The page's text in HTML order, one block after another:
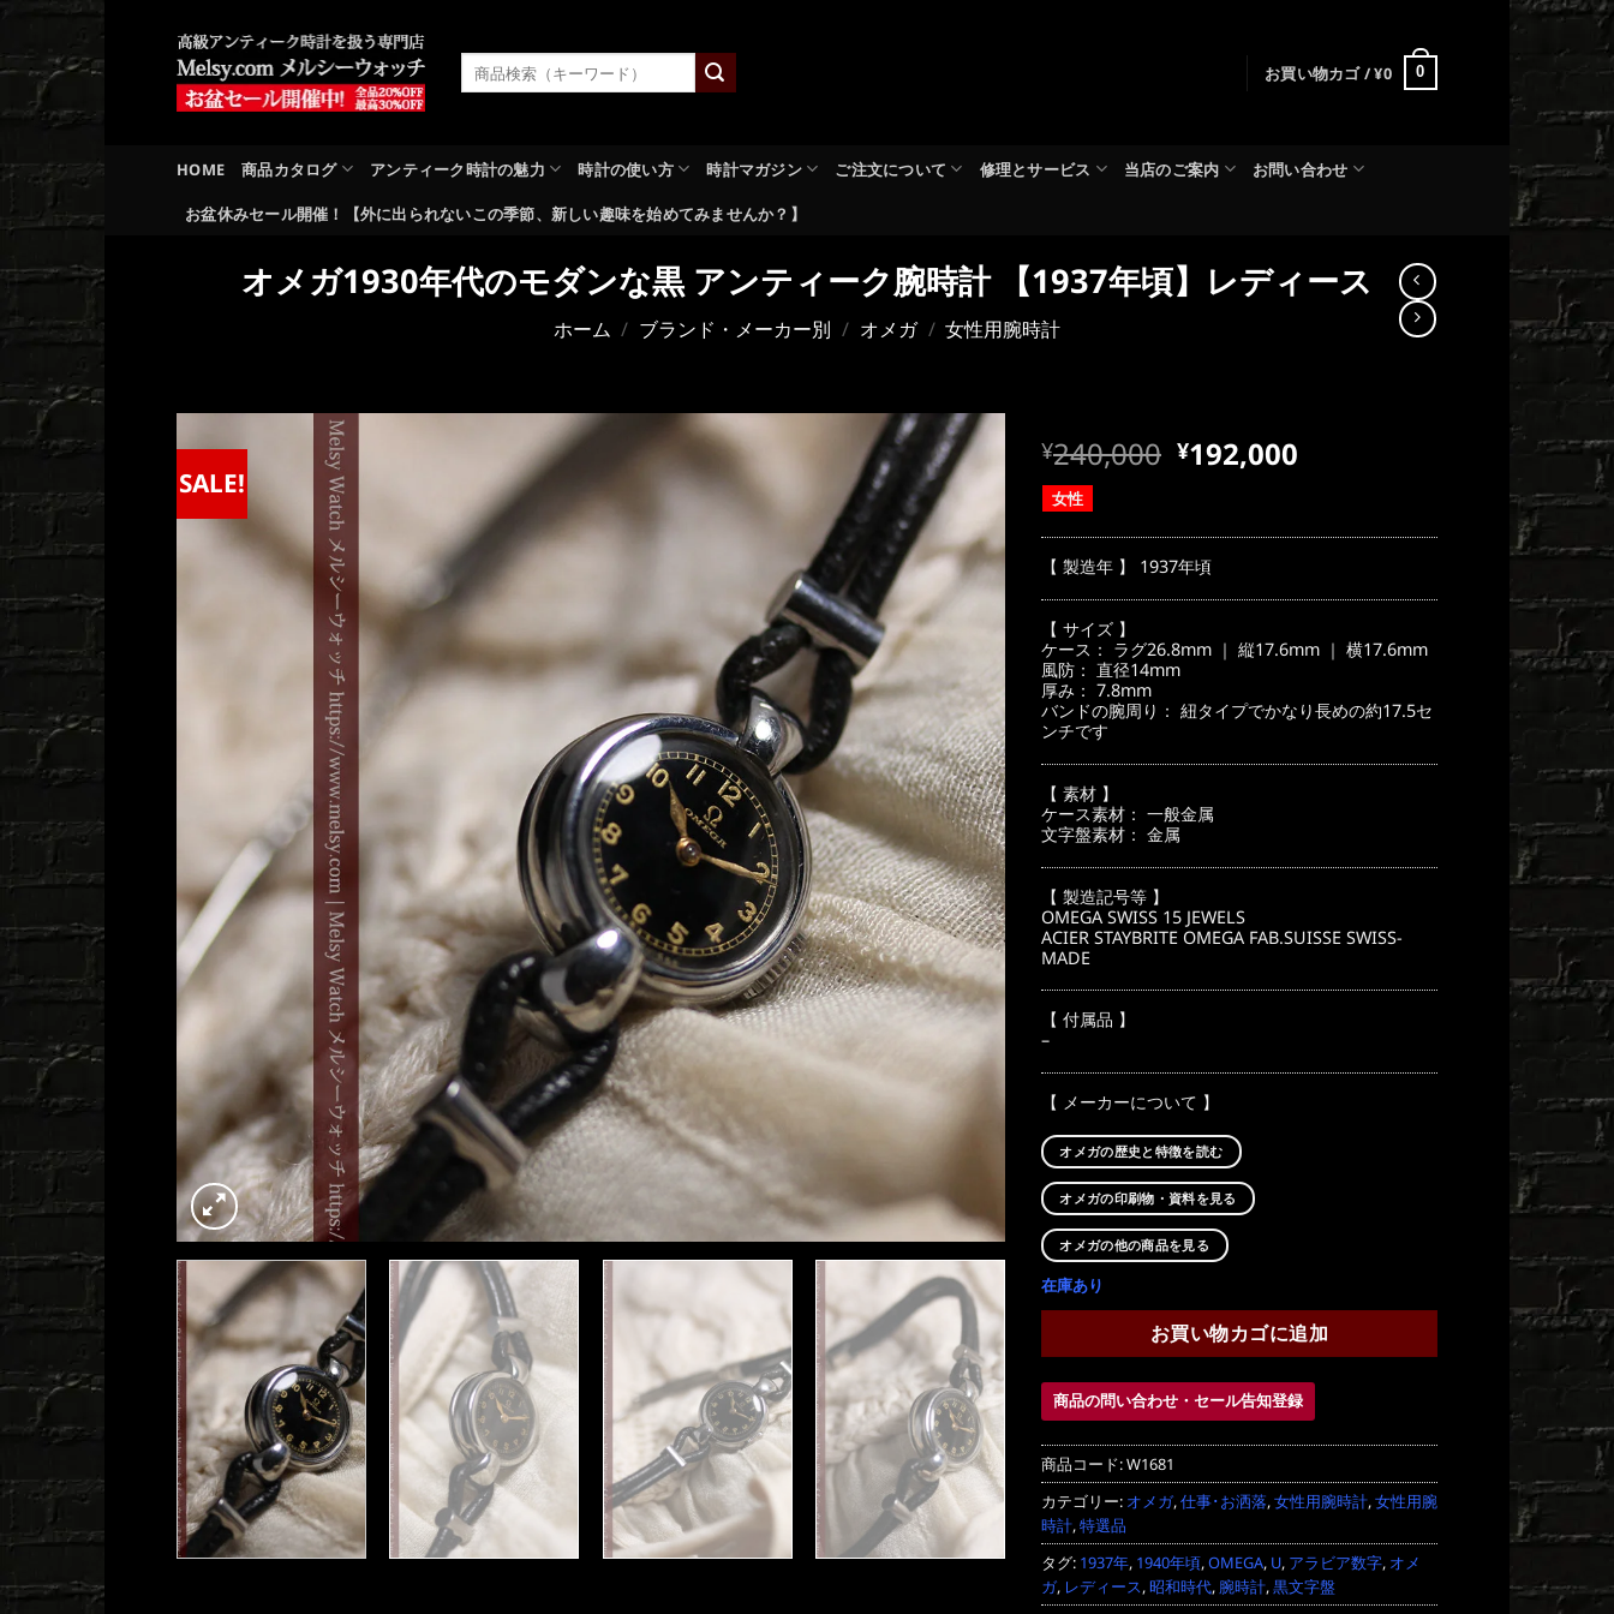
to
お買い物カゴ /¥0 0
HOME 商品カタログ アンティーク時計の魅力 時計の使い方 時計マガジン ご注文について 修理とサービス 当店のご案内 お問い合わせ
お盆休みセール開催！【外に出られないこの季節、新しい趣味を始めてみませんか？】
オメガ1930年代のモダンな黒 アンティーク腕時計 【1937年頃】レディース
ホーム / ブランド・メーカー別 / オメガ / 女性用腕時計
SALE!
元
の
価
格
は
¥240,000
で
し
た。
¥240,000 現
価
格
は
で
す。
¥192,000
女性
【 製造年 】 1937年頃
【 サイズ 】
ケース： ラグ26.8mm ｜ 縦17.6mm ｜ 横17.6mm
風防： 直径14mm
厚み： 7.8mm
バンドの腕周り： 紐タイプでかなり長めの約17.5セ
ンチです
【 素材 】
ケース素材： 一般金属
文字盤素材： 金属
【 製造記号等 】
OMEGA SWISS 15 JEWELS
ACIER STAYBRITE OMEGA FAB.SUISSE SWISS-
MADE
【 付属品 】
–
【 メーカーについて 】
オメガの歴史と特徴を読む
オメガの印刷物・資料を見る
オメガの他の商品を見る
在庫あり
お買い物カゴに追加
商品の問い合わせ・セール告知登録
商品コード:W1681
カテゴリー: オメガ,仕事･お洒落,女性用腕時計,女性用腕
時計,特選品
タグ: 1937年, 1940年頃,OMEGA, U, アラビア数字, オメ
ガ, レディース,昭和時代, 腕時計,黒文字盤